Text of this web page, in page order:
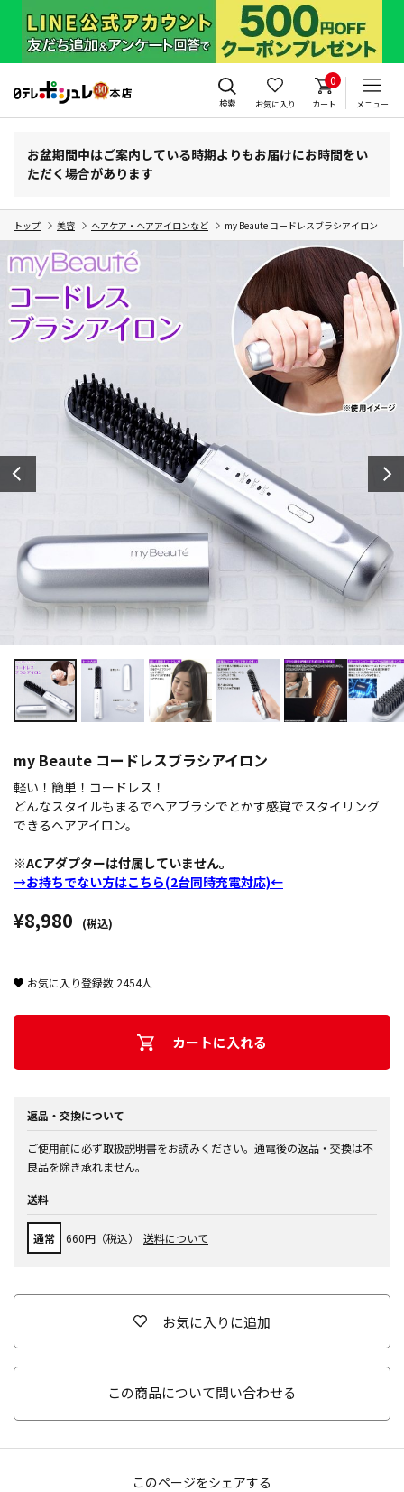
検索 お気に入り
0
カート メニュー
お盆期間中はご案内している時期よりもお届けにお時間をい
ただく場合があります
トップ 美容 ヘアケア・ヘアアイロンなど my Beaute コードレスブラシアイロン
my Beaute コードレスブラシアイロン
軽い！簡単！コードレス！
どんなスタイルもまるでヘアブラシでとかす感覚でスタイリング
できるヘアアイロン。
※ACアダプターは付属していません。
→お持ちでない方はこちら(2台同時充電対応)←
¥8,980 (税込)
お気に入り登録数 2454人
カートに入れる
返品・交換について
ご使用前に必ず取扱説明書をお読みください。通電後の返品・交換は不
良品を除き承れません。
送料
通常 660円（税込） 送料について
お気に入りに追加
この商品について問い合わせる
このページをシェアする